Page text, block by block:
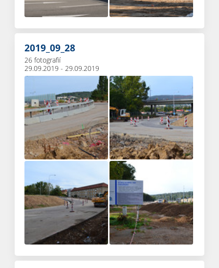
2019_09_28
26 fotografií
29.09.2019 - 29.09.2019